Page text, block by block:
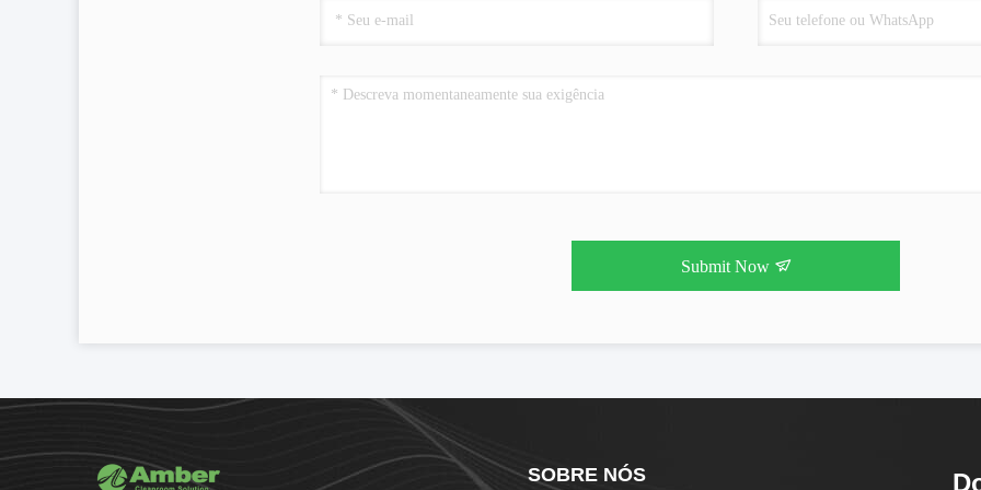
Submit Now
SOBRE NÓS